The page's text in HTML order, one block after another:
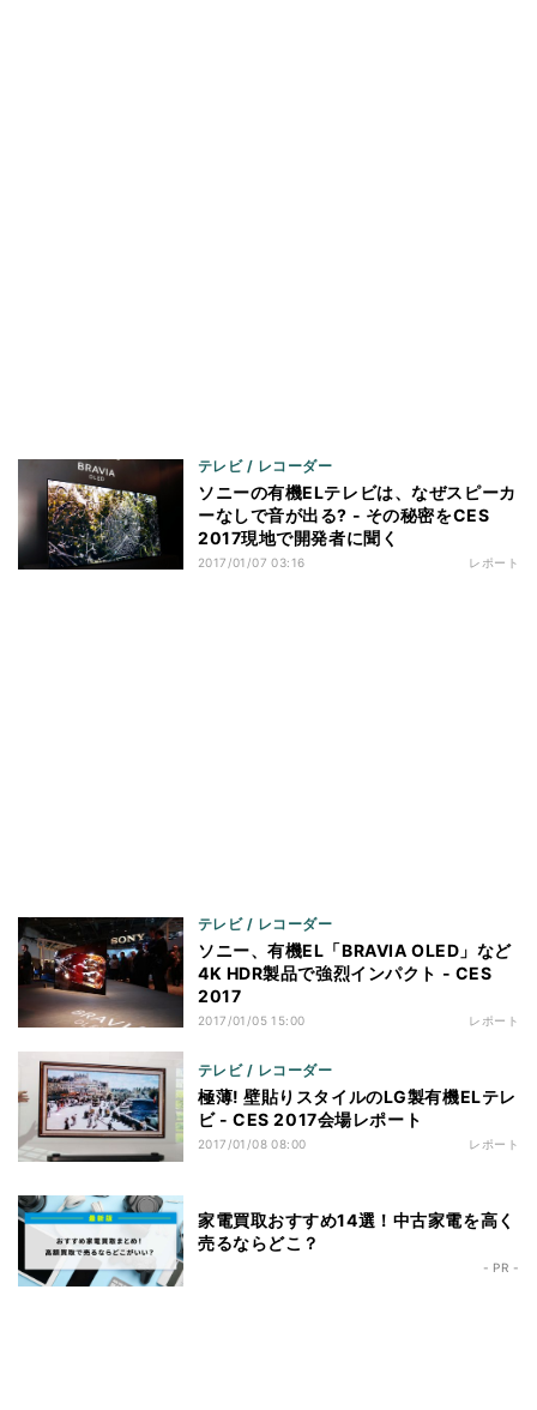
テレビ / レコーダー
ソニーの有機ELテレビは、なぜスピーカ
ーなしで音が出る? - その秘密をCES
2017現地で開発者に聞く
2017/01/07 03:16 レポート
テレビ / レコーダー
ソニー、有機EL「BRAVIA OLED」など
4K HDR製品で強烈インパクト - CES
2017
2017/01/05 15:00 レポート
テレビ / レコーダー
極薄! 壁貼りスタイルのLG製有機ELテレ
ビ - CES 2017会場レポート
2017/01/08 08:00 レポート
家電買取おすすめ14選！中古家電を高く
売るならどこ？
- PR -